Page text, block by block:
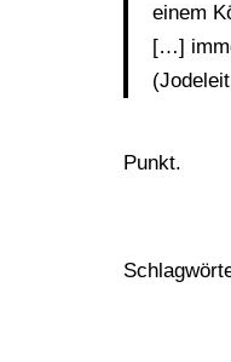
einem
[…]
Punkt.